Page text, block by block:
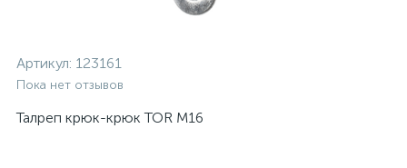
Артикул: 123161
Пока нет отзывов
Талреп крюк-крюк TOR М16